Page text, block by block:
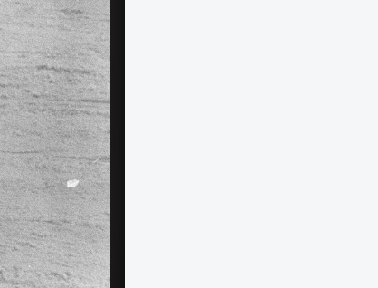
1970 · Magyarország
a Teréz (Lenin) körút a Podmaniczky (Rudas László) utca kereszteződésétől az Oktogon (November 7. tér) felé fényképezve.